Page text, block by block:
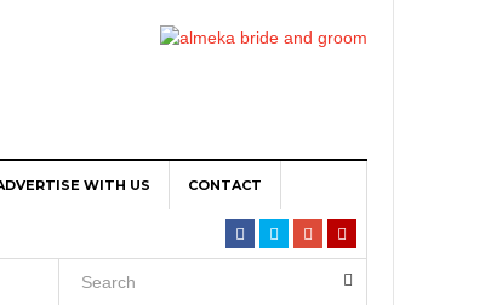
WITH US CONTACT